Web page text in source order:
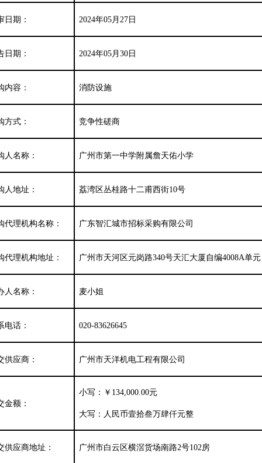
日期： 2024年05月 27 日
日期： 2024年05月 30 日
内容： 消防设施
方式： 竞争性磋商
人名称： 广州市第一中学附属詹天佑小学
人地址： 荔湾区丛桂路十二甫西街10号
代理机构名称： 广东智汇城市招标采购有限公司
代理机构地址： 广州市天河区元岗路340号天汇大厦自编4008A单元
人名称： 麦小姐
电话： 020-83626645
供应商 ： 广州市天洋机电工程有限公司
金额：
小写：￥ 134,000.00元
大写：人民币壹拾叁万肆仟元整
供应商地址： 广州市白云区横滘货场南路2号102房